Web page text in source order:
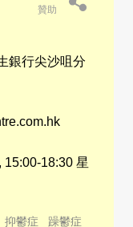
贊助
銀行尖沙咀分
18:30 星
抑鬱症 躁鬱症